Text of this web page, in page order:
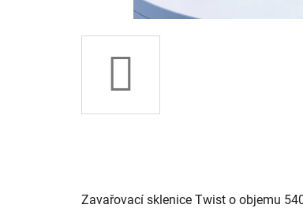
Zavařovací sklenice Twist o objemu